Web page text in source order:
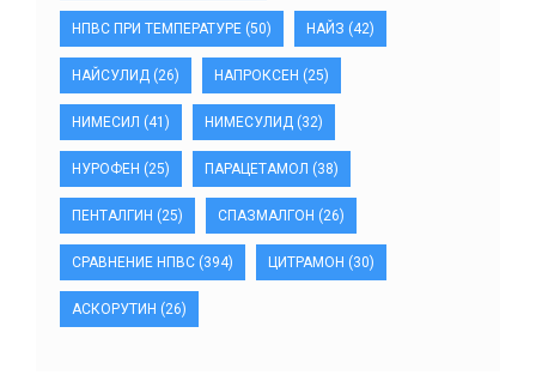
НПВС ПРИ ТЕМПЕРАТУРЕ (50) НАЙЗ (42)
НАЙСУЛИД (26) НАПРОКСЕН (25)
НИМЕСИЛ (41) НИМЕСУЛИД (32)
НУРОФЕН (25) ПАРАЦЕТАМОЛ (38)
ПЕНТАЛГИН (25) СПАЗМАЛГОН (26)
СРАВНЕНИЕ НПВС (394) ЦИТРАМОН (30)
АСКОРУТИН (26)